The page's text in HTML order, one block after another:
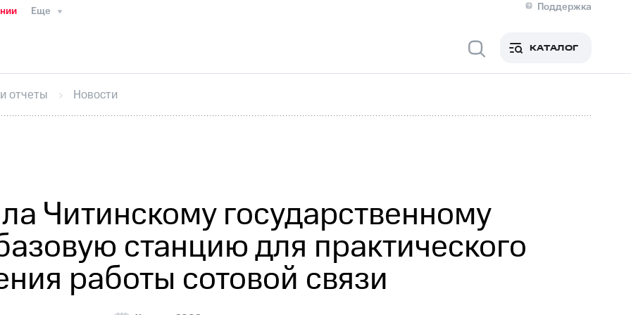
Еще
Поддержка
Медиа-центр
ИнтервьюФинансовая отчетностьКонтактыНовости в регионе
секретарьРаскрытие информации
кабинет акционераАкционерный капиталКонтроль и аудитРынок акций
КАТАЛОГ
отчеты Новости
Читинскому государственному
станцию для практического
работы сотовой связи